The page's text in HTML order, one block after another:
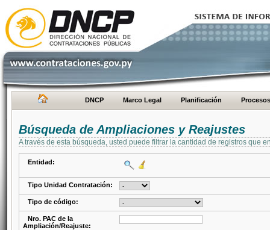
DNCP Marco Legal Planificación Procesos
Búsqueda de Ampliaciones y Reajustes
A través de esta búsqueda, usted puede filtrar la cantidad de registros que
Entidad:
Tipo Unidad Contratación:
Tipo de código:
Nro. PAC de la
Ampliación/Reajuste: